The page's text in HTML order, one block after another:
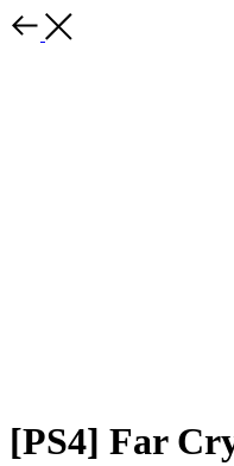
[PS4] Far